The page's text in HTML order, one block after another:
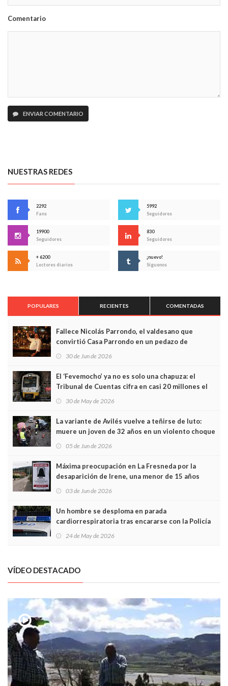
Comentario
ENVIAR COMENTARIO
NUESTRAS REDES
2292
Fans
5992
Seguidores
19900
Seguidores
830
Seguidores
+ 6200
Lectores diarios
¡nuevo!
Síguenos
POPULARES RECIENTES COMENTADAS
Fallece Nicolás Parrondo, el valdesano que
convirtió Casa Parrondo en un pedazo de
Asturias en Madrid
30 de Jun de 2026
El ‘Fevemocho’ ya no es solo una chapuza: el
Tribunal de Cuentas cifra en casi 20 millones el
sobrecoste de los trenes que no cabían por los
30 de May de 2026
La variante de Avilés vuelve a teñirse de luto:
muere un joven de 32 años en un violento choque
frontal
05 de Jun de 2026
Máxima preocupación en La Fresneda por la
desaparición de Irene, una menor de 15 años
03 de Jun de 2026
Un hombre se desploma en parada
cardiorrespiratoria tras encararse con la Policía
Local en Luanco
24 de May de 2026
VÍDEO DESTACADO